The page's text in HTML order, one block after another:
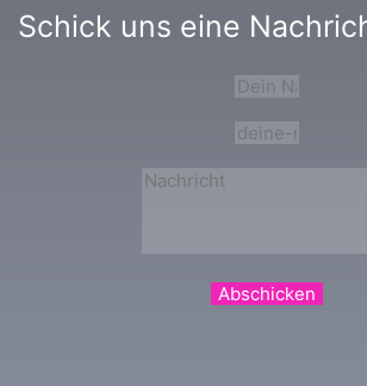
Schick uns eine
Abschicken